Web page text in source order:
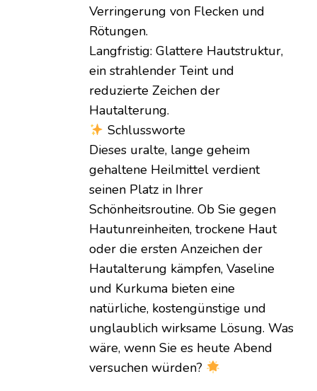
Verringerung von Flecken und
Rötungen.
Langfristig: Glattere Hautstruktur,
ein strahlender Teint und
reduzierte Zeichen der
Hautalterung.
Schlussworte
Dieses uralte, lange geheim
gehaltene Heilmittel verdient
seinen Platz in Ihrer
Schönheitsroutine. Ob Sie gegen
Hautunreinheiten, trockene Haut
oder die ersten Anzeichen der
Hautalterung kämpfen, Vaseline
und Kurkuma bieten eine
natürliche, kostengünstige und
unglaublich wirksame Lösung. Was
wäre, wenn Sie es heute Abend
versuchen würden?